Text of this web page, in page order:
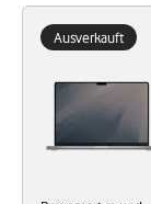
Ausverkauft